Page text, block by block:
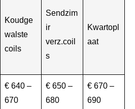
Koudge
walste
coils
Sendzim
ir
verz.coil
s
Kwartopl
aat
€ 640 –
670
€ 650 –
680
€ 670 –
690